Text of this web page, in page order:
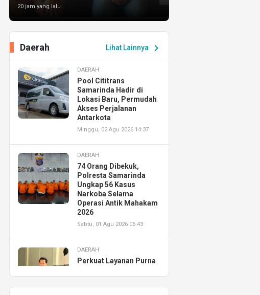
20 jam yang lalu
Lihat Lainnya chevron_right
Daerah
DAERAH
Pool Cititrans
Samarinda Hadir di
Lokasi Baru, Permudah
Akses Perjalanan
Antarkota
Minggu, 02 Agu 2026 14:37
DAERAH
74 Orang Dibekuk,
Polresta Samarinda
Ungkap 56 Kasus
Narkoba Selama
Operasi Antik Mahakam
2026
Sabtu, 01 Agu 2026 06:43
DAERAH
Perkuat Layanan Purna
Resmikan AHASS